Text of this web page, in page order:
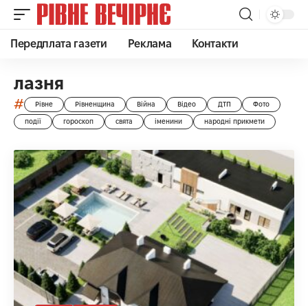
Передплата газети Реклама Контакти
лазня
# Рівне Рівненщина Війна Відео ДТП Фото
події гороскоп свята іменини народні прикмети